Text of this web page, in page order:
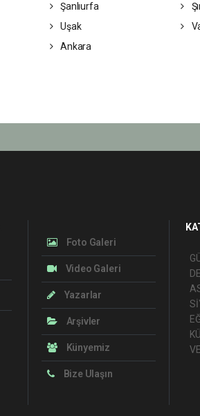
Şanlıurfa
Uşak
Ankara
Foto Galeri
Video Galeri
Yazarlar
Arşivler
Künyemiz
Bize Ulaşın